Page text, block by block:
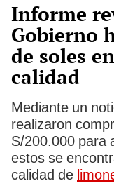
Informe
Gobierno
de soles
calidad
Mediante un
realizaron
S/200.000 para
estos se
calidad de